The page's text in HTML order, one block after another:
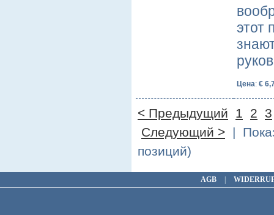
этот
Цена: €
< Предыдущий 1 2
3
Следующий > |
позиций)
AGB